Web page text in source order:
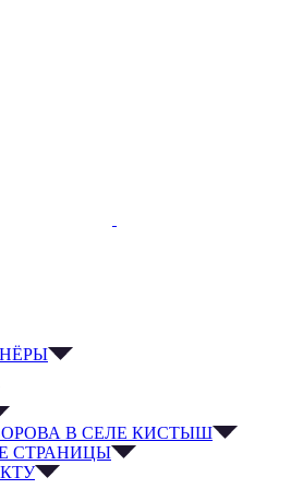
В СЕЛЕ КИСТЫШ
СТРАНИЦЫ